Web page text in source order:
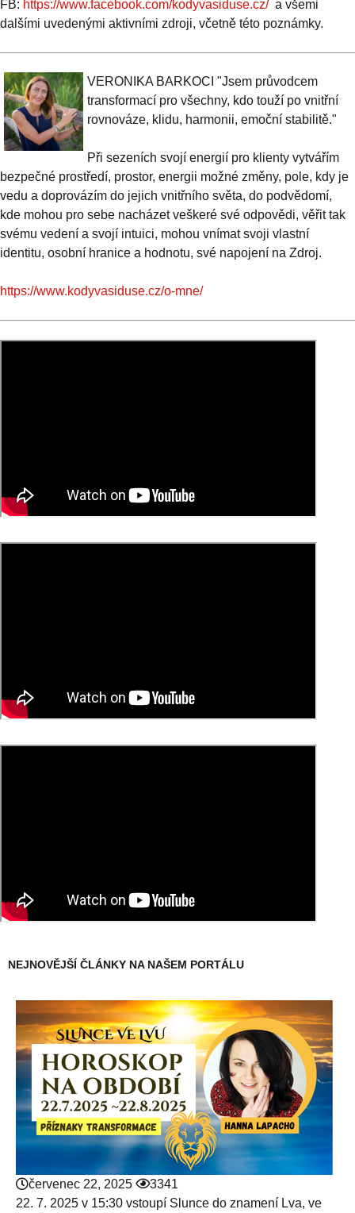
FB: https://www.facebook.com/kodyvasiduse.cz/a všemi
dalšími uvedenými aktivními zdroji, včetně této poznámky.
VERONIKA BARKOCI "Jsem průvodcem
transformací pro všechny, kdo touží po vnitřní
rovnováze, klidu, harmonii, emoční stabilitě."
Při sezeních svojí energií pro klienty vytvářím
bezpečné prostředí, prostor, energii možné změny, pole, kdy je
vedu a doprovázím do jejich vnitřního světa, do podvědomí,
kde mohou pro sebe nacházet veškeré své odpovědi, věřit tak
svému vedení a svojí intuici, mohou vnímat svoji vlastní
identitu, osobní hranice a hodnotu, své napojení na Zdroj.
https://www.kodyvasiduse.cz/o-mne/
NEJNOVĚJŠÍ ČLÁNKY NA NAŠEM PORTÁLU
červenec 22, 2025
3341
22. 7. 2025 v 15:30 vstoupí Slunce do znamení Lva, ve